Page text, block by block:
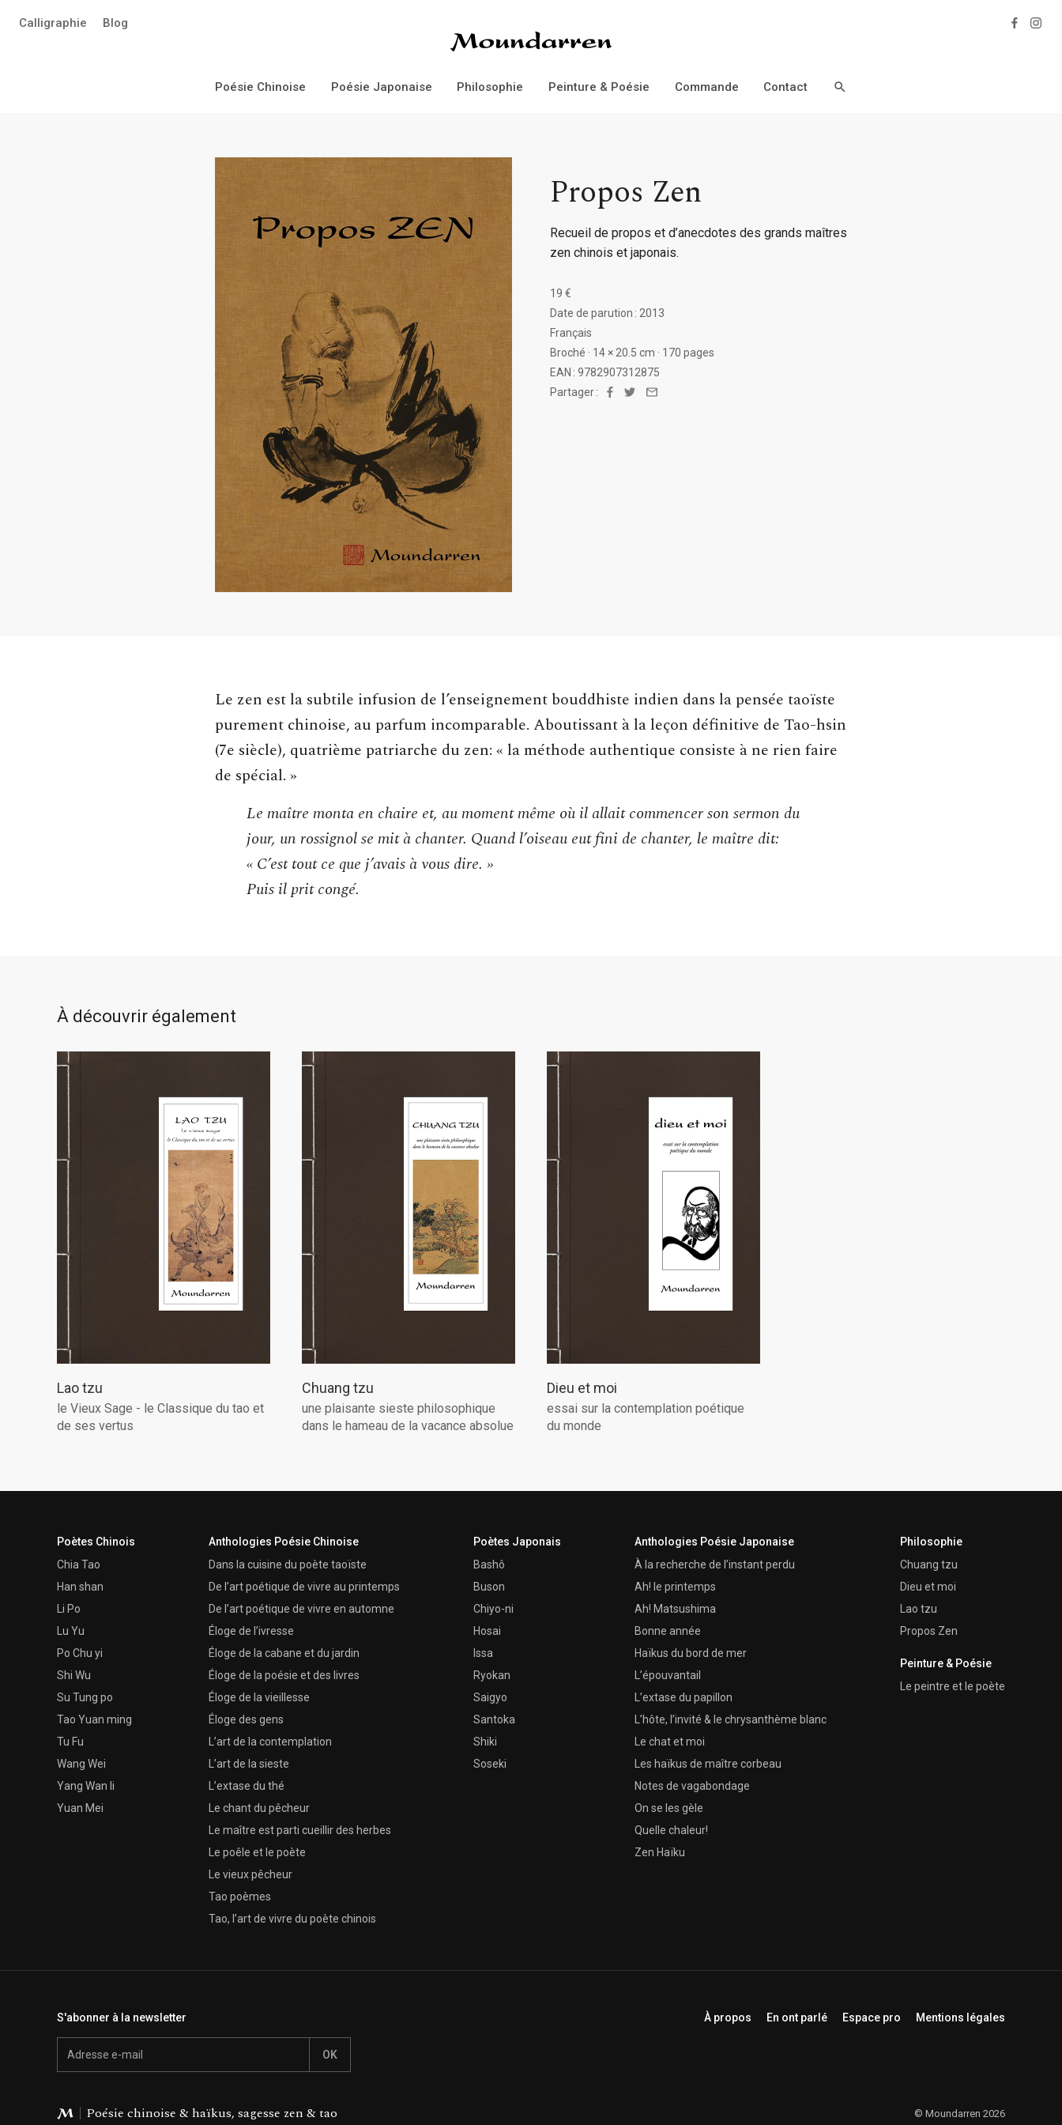
AllerCalligraphie Blog Éditions Moundarren
Poésie Chinoise Poésie Japonaise Philosophie Peinture & Poésie Commande Contact Ouvrir / Fermer Outil de Recherche
Propos Zen
Recueil de propos et d’anecdotes des grands maîtres
zen chinois et japonais.
19 €
Date de parution : 2013
Français
Broché · 14 × 20.5 cm · 170 pages
EAN : 9782907312875
Partager :
Facebook
Twitter
Le zen est la subtile infusion de l’enseignement bouddhiste indien dans la pensée taoïste
purement chinoise, au parfum incomparable. Aboutissant à la leçon définitive de Tao-hsin
(7e siècle), quatrième patriarche du zen: « la méthode authentique consiste à ne rien faire
de spécial. »
Le maître monta en chaire et, au moment même où il allait commencer son sermon du
jour, un rossignol se mit à chanter. Quand l’oiseau eut fini de chanter, le maître dit:
« C’est tout ce que j’avais à vous dire. »
Puis il prit congé.
À découvrir également
Lao tzu
le Vieux Sage - le Classique du tao et
de ses vertus
Chuang tzu
une plaisante sieste philosophique
dans le hameau de la vacance absolue
Dieu et moi
essai sur la contemplation poétique
du monde
Poètes Chinois
Chia Tao
Han shan
Li Po
Lu Yu
Po Chu yi
Shi Wu
Su Tung po
Tao Yuan ming
Tu Fu
Wang Wei
Yang Wan li
Yuan Mei
Anthologies Poésie Chinoise
Dans la cuisine du poète taoïste
De l’art poétique de vivre au printemps
De l’art poétique de vivre en automne
Éloge de l’ivresse
Éloge de la cabane et du jardin
Éloge de la poésie et des livres
Éloge de la vieillesse
Éloge des gens
L’art de la contemplation
L’art de la sieste
L’extase du thé
Le chant du pêcheur
Le maître est parti cueillir des herbes
Le poêle et le poète
Le vieux pêcheur
Tao poèmes
Tao, l’art de vivre du poète chinois
Poètes Japonais
Bashô
Buson
Chiyo-ni
Hosai
Issa
Ryokan
Saigyo
Santoka
Shiki
Soseki
Anthologies Poésie Japonaise
À la recherche de l’instant perdu
Ah! le printemps
Ah! Matsushima
Bonne année
Haïkus du bord de mer
L’épouvantail
L’extase du papillon
L’hôte, l’invité & le chrysanthème blanc
Le chat et moi
Les haïkus de maître corbeau
Notes de vagabondage
On se les gèle
Quelle chaleur!
Zen Haïku
Philosophie
Chuang tzu
Dieu et moi
Lao tzu
Propos Zen
Peinture & Poésie
Le peintre et le poète
S'abonner à la newsletter À propos En ont parlé Espace pro Mentions légales
Éditions Moundarren
Poésie chinoise & haïkus, sagesse zen & tao © Moundarren 2026